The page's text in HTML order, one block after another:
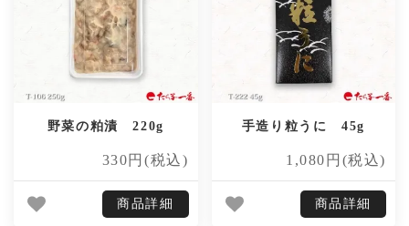
野菜の粕漬 220g
330円(税込)
商品詳細
手造り粒うに 45g
1,080円(税込)
商品詳細